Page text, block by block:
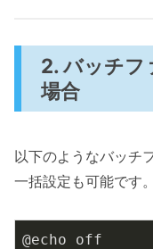
2. バッチフ
場合
以下のようなバッチ
一括設定も可能です。
@echo off